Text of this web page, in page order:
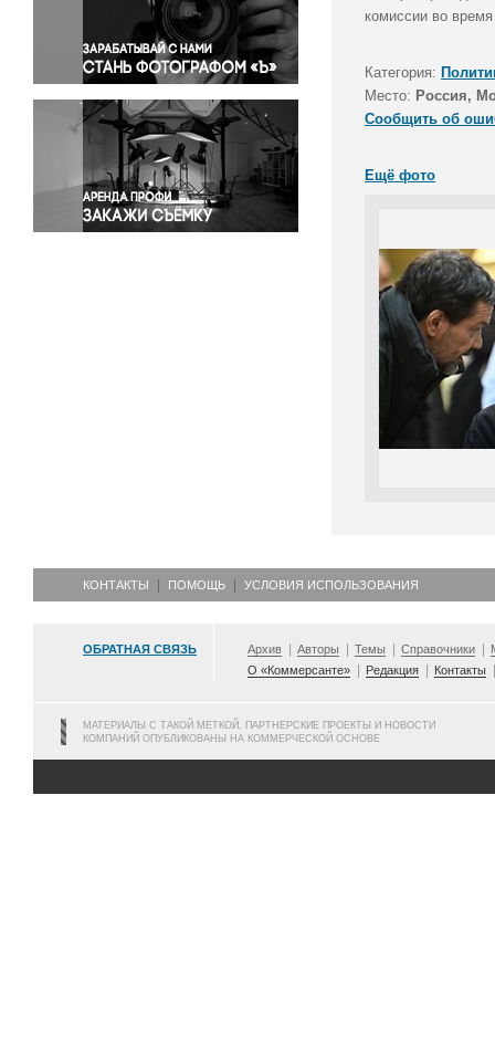
Правосудие
Происшествия и конфликты
Религия
Светская жизнь
Спорт
Экология
Экономика и бизнес
комиссии во
Категория:
Место: Россия,
Сообщить об
Ещё фото
КОНТАКТЫ ПОМОЩЬ УСЛОВИЯ ИСПОЛЬЗОВАНИЯ
ОБРАТНАЯ СВЯЗЬ Архив Авторы Темы Справочники
О «Коммерсанте»
Редакция Контакты
МАТЕРИАЛЫ С ТАКОЙ МЕТКОЙ, ПАРТНЕРСКИЕ ПРОЕКТЫ И НОВОСТИ
КОМПАНИЙ ОПУБЛИКОВАНЫ НА КОММЕРЧЕСКОЙ ОСНОВЕ